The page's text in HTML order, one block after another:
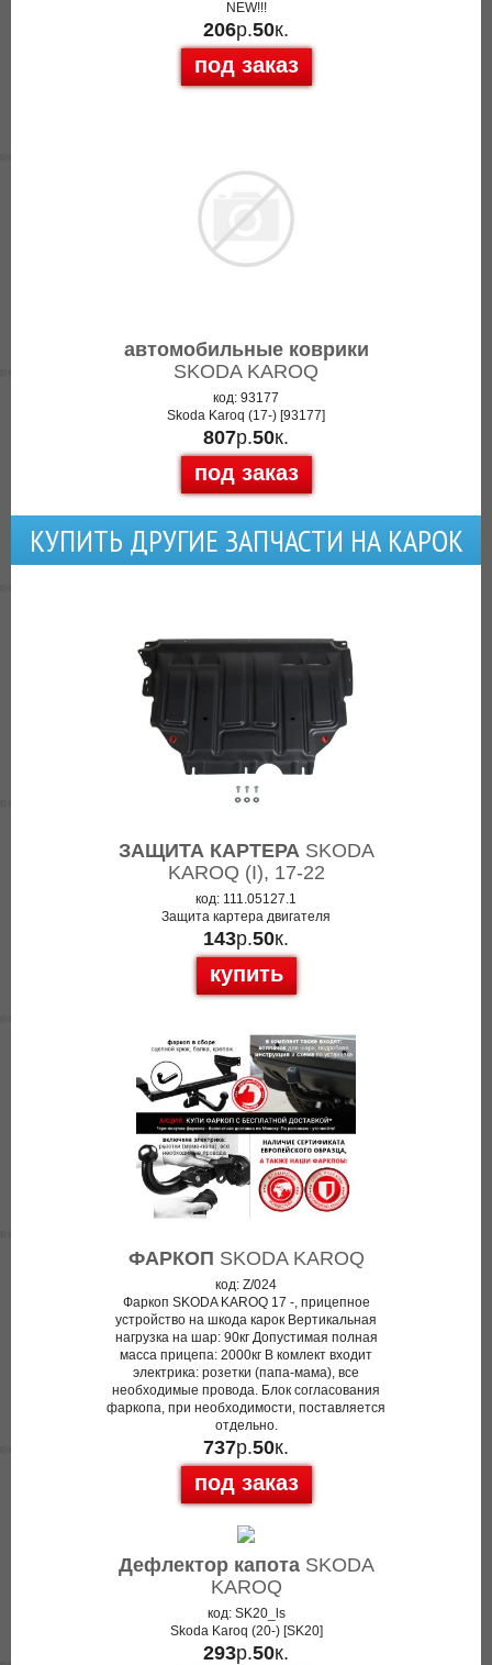
NEW!!!
206р.50к.
под заказ
автомобильные коврики
SKODA KAROQ
код: 93177
Skoda Karoq (17-) [93177]
807р.50к.
под заказ
КУПИТЬ ДРУГИЕ ЗАПЧАСТИ НА КАРОК
ЗАЩИТА КАРТЕРАSKODA
KAROQ (I), 17-22
код: 111.05127.1
Защита картера двигателя
143р.50к.
купить
ФАРКОП SKODA KAROQ
код: Z/024
Фаркоп SKODA KAROQ 17 -, прицепное
устройство на шкода карок Вертикальная
нагрузка на шар: 90кг Допустимая полная
масса прицепа: 2000кг В комлект входит
электрика: розетки (папа-мама), все
необходимые провода. Блок согласования
фаркопа, при необходимости, поставляется
отдельно.
737р.50к.
под заказ
Дефлектор капотаSKODA
KAROQ
код: SK20_ls
Skoda Karoq (20-) [SK20]
293р.50к.